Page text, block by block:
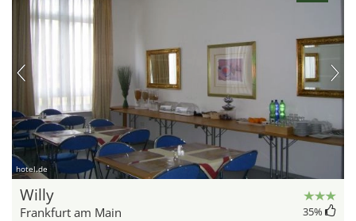
hotel.de
Willy
Frankfurt am Main 35%